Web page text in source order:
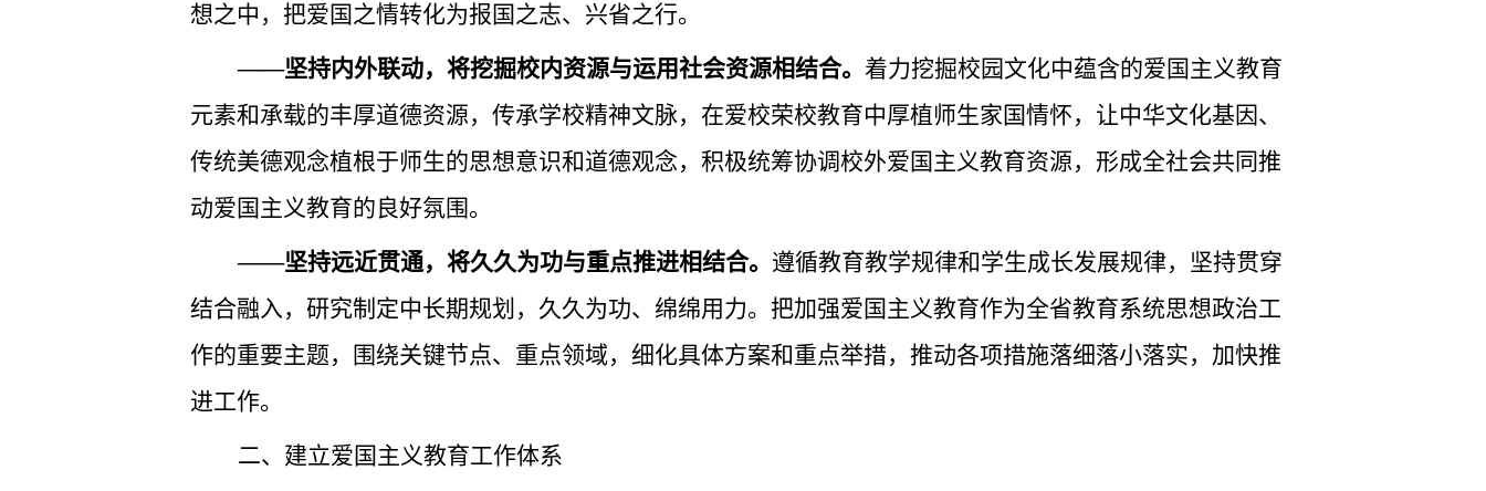
想之中，把爱国之情转化为报国之志、兴省之行。
——坚持内外联动，将挖掘校内资源与运用社会资源相结合。 着力挖掘校园文化中蕴含的爱国主义教育
元素和承载的丰厚道德资源，传承学校精神文脉，在爱校荣校教育中厚植师生家国情怀，让中华文化基因、
传统美德观念植根于师生的思想意识和道德观念，积极统筹协调校外爱国主义教育资源，形成全社会共同推
动爱国主义教育的良好氛围。
——坚持远近贯通，将久久为功与重点推进相结合。 遵循教育教学规律和学生成长发展规律，坚持贯穿
结合融入，研究制定中长期规划，久久为功、绵绵用力。把加强爱国主义教育作为全省教育系统思想政治工
作的重要主题，围绕关键节点、重点领域，细化具体方案和重点举措，推动各项措施落细落小落实，加快推
进工作。
二、建立爱国主义教育工作体系